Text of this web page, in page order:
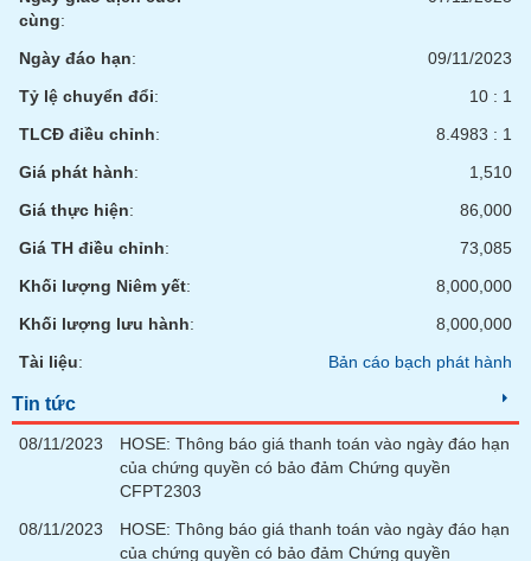
cùng:
Ngày đáo hạn:
09/11/2023
Tỷ lệ chuyển đổi:
10 : 1
TLCĐ điều chỉnh:
8.4983 : 1
Giá phát hành:
1,510
Giá thực hiện:
86,000
Giá TH điều chỉnh:
73,085
Khối lượng Niêm yết:
8,000,000
Khối lượng lưu hành:
8,000,000
Tài liệu: Bản cáo bạch phát hành
Tin tức
08/11/2023
HOSE: Thông báo giá thanh toán vào ngày đáo hạn
của chứng quyền có bảo đảm Chứng quyền
CFPT2303
08/11/2023
HOSE: Thông báo giá thanh toán vào ngày đáo hạn
của chứng quyền có bảo đảm Chứng quyền
cáo
tích
ngữ
vụ
tạo
tài